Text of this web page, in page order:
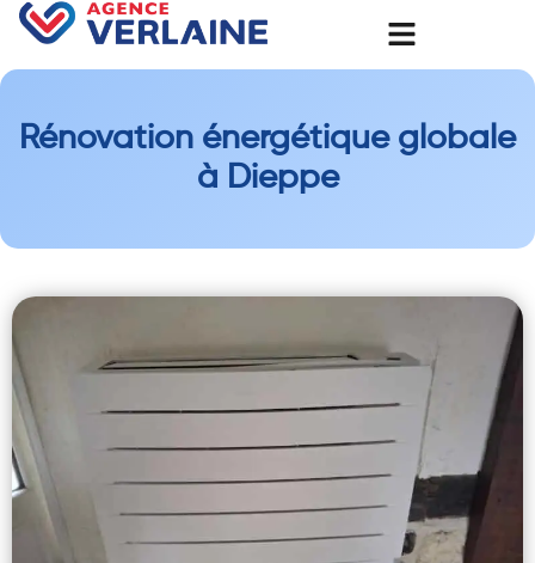
Rénovation énergétique globale
à Dieppe